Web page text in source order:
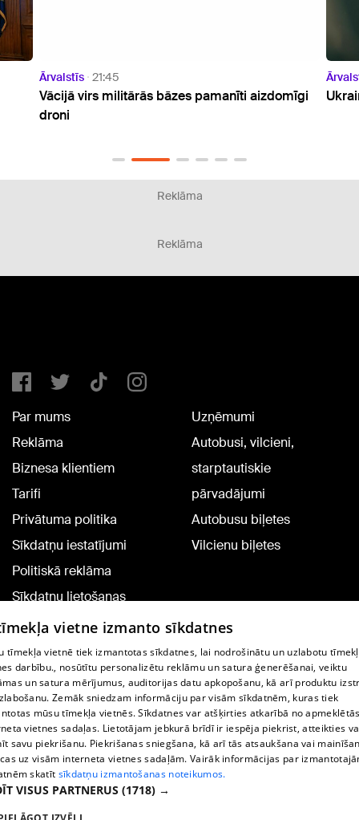
Ārvalstīs 20:23
Ukrainas prezidents ieradies vizītē Serbijā
ASV
Reklāma
Reklāma
Par mums
Reklāma
Biznesa klientiem
Tarifi
Privātuma politika
Sīkdatņu iestatījumi
Politiskā reklāma
Sīkdatņu lietošanas
noteikumi
Komentāru pievienošana
Uzņēmumi
Autobusi, vilcieni,
starptautiskie
pārvadājumi
Autobusu biļetes
Vilcienu biļetes
TV programma
Līguma noteikumi
360 Ziņu kontakti
Helio Media
Portāla palīdzības dienests: e-pasts -
vietne izmanto sīkdatnes
tīmekļa vietnē tiek izmantotas sīkdatnes, lai nodrošinātu un uzlabotu
darbību., nosūtītu personalizētu reklāmu un satura ģenerēšanai, veiktu
un satura mērījumus, auditorijas datu apkopošanu, kā arī produktu
Zemāk sniedzam informāciju par visām sīkdatnēm, kuras tiek
mūsu tīmekļa vietnēs. Sīkdatnes var atšķirties atkarībā no
vietnes sadaļas. Lietotājam jebkurā brīdī ir iespēja piekrist, atteikties
savu piekrišanu. Piekrišanas sniegšana, kā arī tās atsaukšana vai
uz visām interneta vietnes sadaļām. Vairāk informācijas par
skatīt sīkdatņu izmantošanas noteikumos.
VISUS PARTNERUS (1718) →